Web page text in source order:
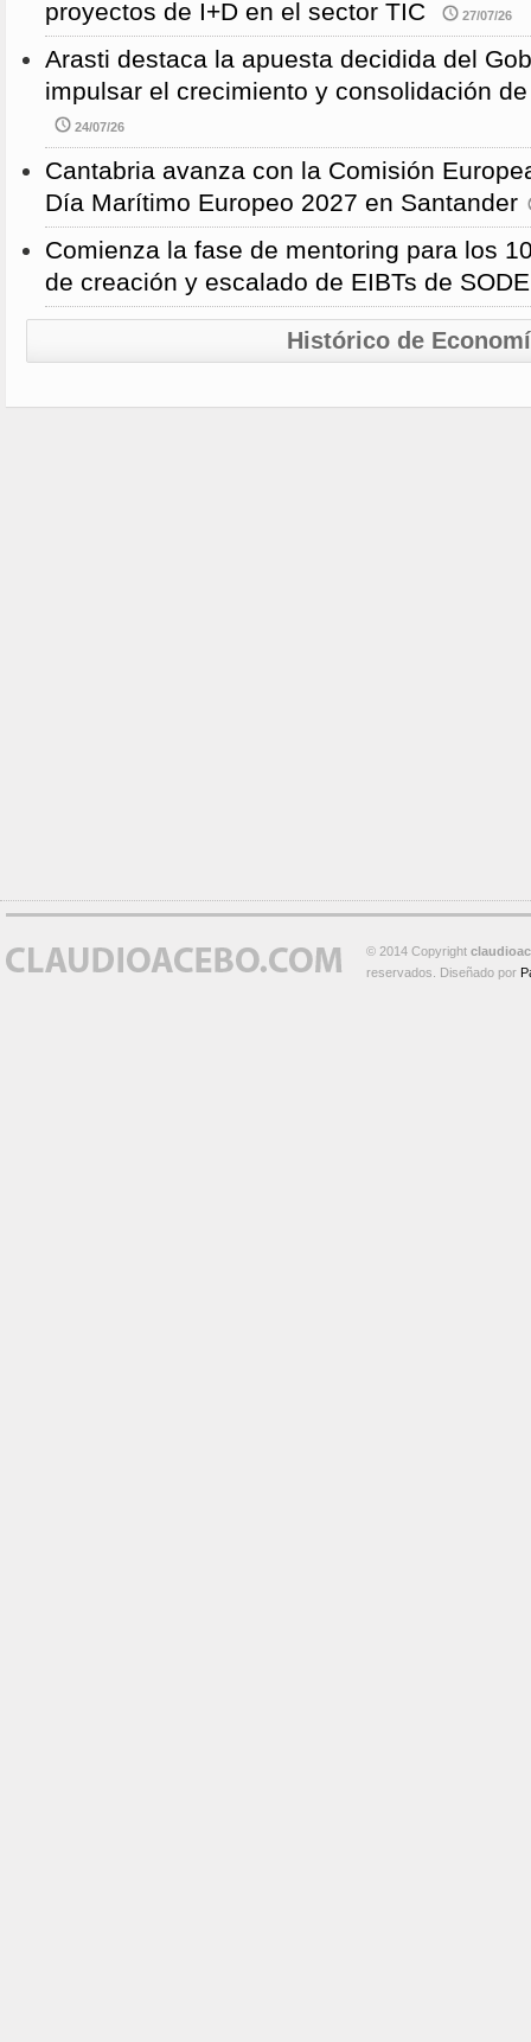
proyectos de I+D en el sector TIC 27/07/26
Arasti destaca la apuesta decidida del
impulsar el crecimiento y consolidación
24/07/26
Cantabria avanza con la Comisión
Día Marítimo Europeo 2027 en Santander
Comienza la fase de mentoring para los
de creación y escalado de EIBTs de
Histórico de
© 2014 Copyright
reservados. Diseñado por